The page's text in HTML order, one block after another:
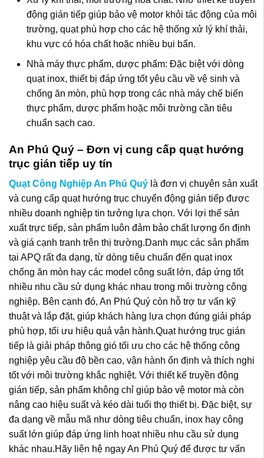
động gián tiếp giúp bảo vệ motor khỏi tác động của môi
trường, quạt phù hợp cho các hệ thống xử lý khí thải,
khu vực có hóa chất hoặc nhiều bụi bẩn.
Nhà máy thực phẩm, dược phẩm: Đặc biệt với dòng
quạt inox, thiết bị đáp ứng tốt yêu cầu về vệ sinh và
chống ăn mòn, phù hợp trong các nhà máy chế biến
thực phẩm, dược phẩm hoặc môi trường cần tiêu
chuẩn sạch cao.
An Phú Quý – Đơn vị cung cấp quạt hướng
trục gián tiếp uy tín
Quạt Công Nghiệp An Phú Quý là đơn vị chuyên sản xuất
và cung cấp quạt hướng trục chuyển động gián tiếp được
nhiều doanh nghiệp tin tưởng lựa chọn. Với lợi thế sản
xuất trực tiếp, sản phẩm luôn đảm bảo chất lượng ổn định
và giá cạnh tranh trên thị trường.Danh mục các sản phẩm
tại APQ rất đa dạng, từ dòng tiêu chuẩn đến quạt inox
chống ăn mòn hay các model công suất lớn, đáp ứng tốt
nhiều nhu cầu sử dụng khác nhau trong môi trường công
nghiệp. Bên cạnh đó, An Phú Quý còn hỗ trợ tư vấn kỹ
thuật và lắp đặt, giúp khách hàng lựa chọn đúng giải pháp
phù hợp, tối ưu hiệu quả vận hành.Quạt hướng trục gián
tiếp là giải pháp thông gió tối ưu cho các hệ thống công
nghiệp yêu cầu độ bền cao, vận hành ổn định và thích nghi
tốt với môi trường khắc nghiệt. Với thiết kế truyền động
gián tiếp, sản phẩm không chỉ giúp bảo vệ motor mà còn
nâng cao hiệu suất và kéo dài tuổi thọ thiết bị. Đặc biệt, sự
đa dạng về mẫu mã như dòng tiêu chuẩn, inox hay công
suất lớn giúp đáp ứng linh hoạt nhiều nhu cầu sử dụng
khác nhau.Hãy liên hệ ngay An Phú Quý để được tư vấn